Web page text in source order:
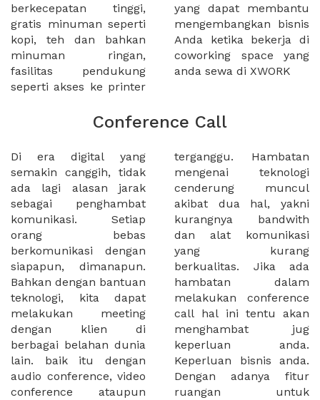
berkecepatan tinggi,
gratis minuman seperti
kopi, teh dan bahkan
minuman ringan,
fasilitas pendukung
seperti akses ke printer
yang dapat membantu
mengembangkan bisnis
Anda ketika bekerja di
coworking space yang
anda sewa di XWORK
Conference Call
Di era digital yang
semakin canggih, tidak
ada lagi alasan jarak
sebagai penghambat
komunikasi. Setiap
orang bebas
berkomunikasi dengan
siapapun, dimanapun.
Bahkan dengan bantuan
teknologi, kita dapat
melakukan meeting
dengan klien di
berbagai belahan dunia
lain. baik itu dengan
audio conference, video
conference ataupun
terganggu. Hambatan
mengenai teknologi
cenderung muncul
akibat dua hal, yakni
kurangnya bandwith
dan alat komunikasi
yang kurang
berkualitas. Jika ada
hambatan dalam
melakukan conference
call hal ini tentu akan
menghambat jug
keperluan anda.
Keperluan bisnis anda.
Dengan adanya fitur
ruangan untuk